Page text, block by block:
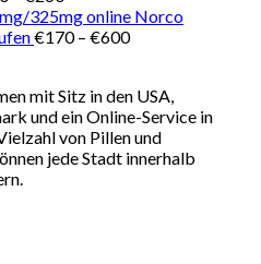
€1.000
€120
bis
Norco
€170 – €600Preisspanne:
€600
mit Sitz in den USA,
und ein Online-Service in
von Pillen und
jede Stadt innerhalb